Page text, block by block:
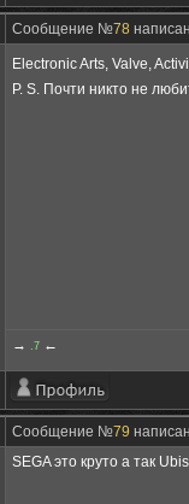
Сообщение №78
Electronic Arts, Valve,
P. S. Почти никто не
→ .7 ←
Сообщение №79
SEGA это круто а так